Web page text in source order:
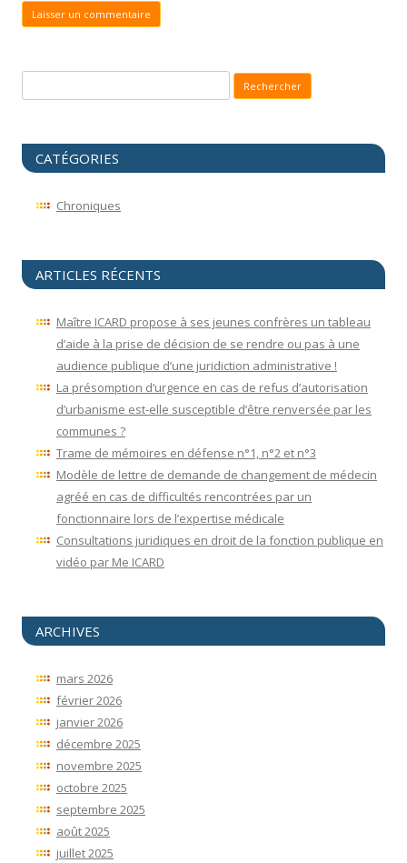
CATÉGORIES
Chroniques
ARTICLES RÉCENTS
Maître ICARD propose à ses jeunes confrères un tableau
d’aide à la prise de décision de se rendre ou pas à une
audience publique d’une juridiction administrative !
La présomption d’urgence en cas de refus d’autorisation
d’urbanisme est-elle susceptible d’être renversée par les
communes ?
Trame de mémoires en défense n°1, n°2 et n°3
Modèle de lettre de demande de changement de médecin
agréé en cas de difficultés rencontrées par un
fonctionnaire lors de l’expertise médicale
Consultations juridiques en droit de la fonction publique en
vidéo par Me ICARD
ARCHIVES
mars 2026
février 2026
janvier 2026
décembre 2025
novembre 2025
octobre 2025
septembre 2025
août 2025
juillet 2025